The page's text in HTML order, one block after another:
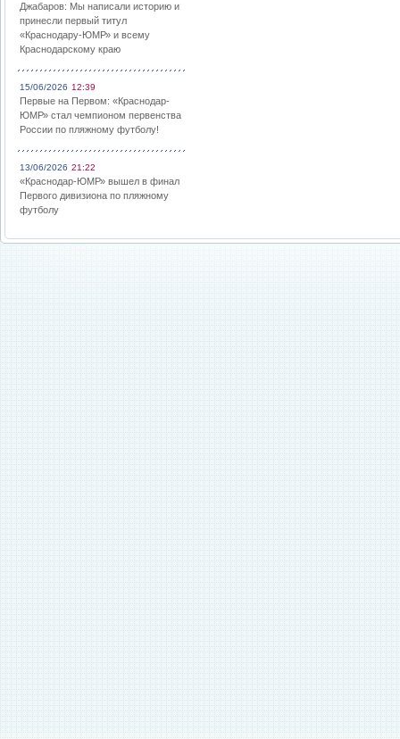
Джабаров: Мы написали историю и
принесли первый титул
«Краснодару-ЮМР» и всему
Краснодарскому краю
15/06/2026 12:39
Первые на Первом: «Краснодар-
ЮМР» стал чемпионом первенства
России по пляжному футболу!
13/06/2026 21:22
«Краснодар-ЮМР» вышел в финал
Первого дивизиона по пляжному
футболу